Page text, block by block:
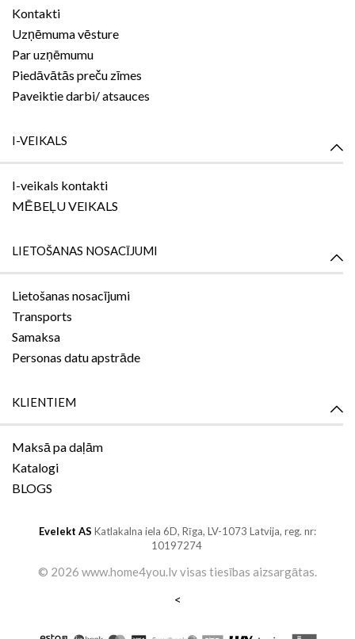
Kontakti
Uzņēmuma vēsture
Par uzņēmumu
Piedāvātās preču zīmes
Paveiktie darbi/ atsauces
I-VEIKALS
I-veikals kontakti
MĒBEĻU VEIKALS
LIETOŠANAS NOSACĪJUMI
Lietošanas nosacījumi
Transports
Samaksa
Personas datu apstrāde
KLIENTIEM
Maksā pa daļām
Katalogi
BLOGS
Evelekt AS Katlakalna iela 6D, Rīga, LV-1073 Latvija, reg. nr:
10197274
© 2026 www.home4you.lvvisas tiesības aizsargātas
<